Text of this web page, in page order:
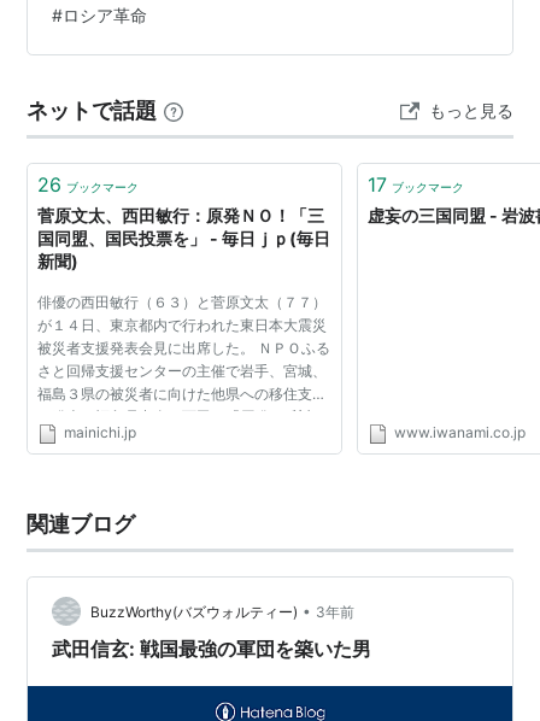
万人が命を落とした第1次世界大戦（1914〜1918年）の
始まりです。なぜ一人の皇族の暗殺が、これほど大規模
き金」と「火薬庫」の違いに…
#ロシア革命
ネットで話題 もっと見る
26 ブックマーク
菅原文太、西田敏行：原発ＮＯ！「三
国同盟、国民投票を」 - 毎日ｊｐ(毎日
新聞)
俳優の西田敏行（６３）と菅原文太（７７）
が１４日、東京都内で行われた東日本大震災
被災者支援発表会見に出席した。 ＮＰＯふる
さと回帰支援センターの主催で岩手、宮城、
福島３県の被災者に向けた他県への移住支援
を発表。福島県出身の西田は「原発の反対は
現実的でないと言われてきたが、もろくも事
mainichi.jp
17 ブックマーク
虚妄の三国同盟 - 岩波
www.iwanami.co.jp
関連ブログ
BuzzWorthy(バズウォルティー) • 3年前
武田信玄: 戦国最強の軍団を築いた男